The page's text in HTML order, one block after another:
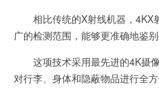
相比传统的X射线机器，4KX
广的检测范围，能够更准确地鉴
这项技术采用最先进的4K摄
对行李、身体和隐蔽物品进行全方